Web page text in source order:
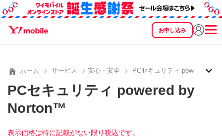
お申し込み
SEARCH
ホーム サービス 安心・安全 PCセキュリティ powered by
PCセキュリティ powered by
Norton™
表示価格は特に記載がない限り税込です。